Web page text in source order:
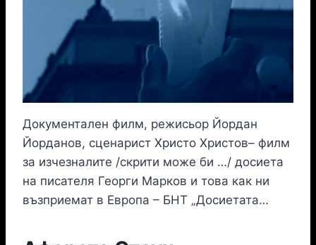
Документален филм, режисьор Йордан
Йорданов, сценарист Христо Христов– филм
за изчезналите /скрити може би …/ досиета
на писателя Георги Марков и това как ни
възприемат в Европа – БНТ „Досиетата…